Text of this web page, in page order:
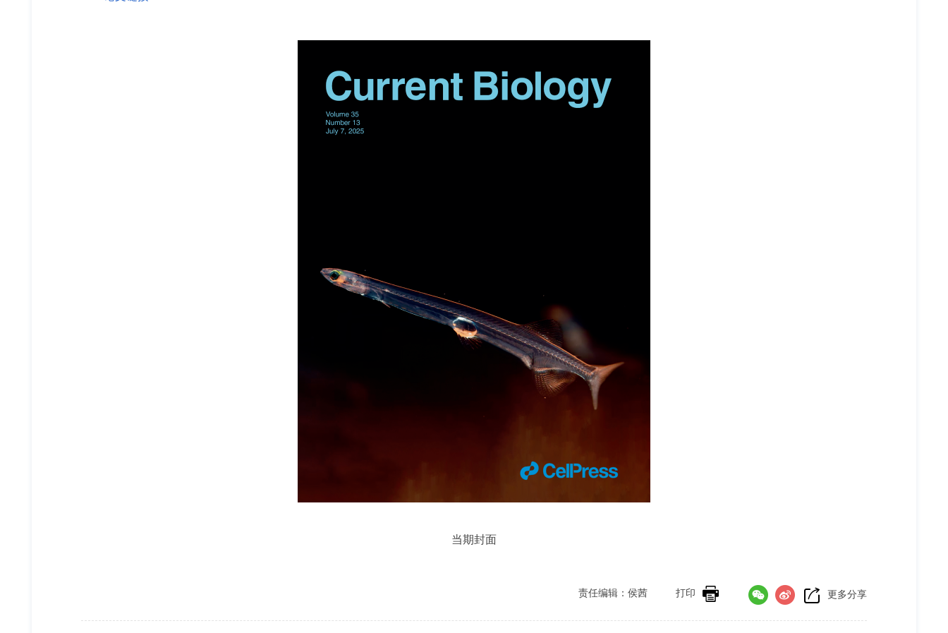
当期封面
更多分享
打印
责任编辑：侯茜